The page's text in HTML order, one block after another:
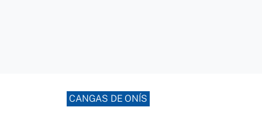
CANGAS DE ONÍS